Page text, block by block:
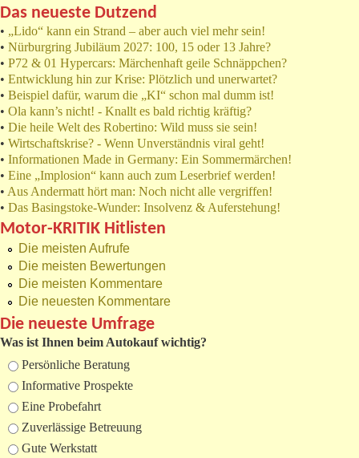
Das neueste Dutzend
• „Lido“ kann ein Strand – aber auch viel mehr sein!
• Nürburgring Jubiläum 2027: 100, 15 oder 13 Jahre?
• P72 & 01 Hypercars: Märchenhaft geile Schnäppchen?
• Entwicklung hin zur Krise: Plötzlich und unerwartet?
• Beispiel dafür, warum die „KI“ schon mal dumm ist!
• Ola kann’s nicht! - Knallt es bald richtig kräftig?
• Die heile Welt des Robertino: Wild muss sie sein!
• Wirtschaftskrise? - Wenn Unverständnis viral geht!
• Informationen Made in Germany: Ein Sommermärchen!
• Eine „Implosion“ kann auch zum Leserbrief werden!
• Aus Andermatt hört man: Noch nicht alle vergriffen!
• Das Basingstoke-Wunder: Insolvenz & Auferstehung!
Motor-KRITIK Hitlisten
Die meisten Aufrufe
Die meisten Bewertungen
Die meisten Kommentare
Die neuesten Kommentare
Die neueste Umfrage
Was ist Ihnen beim Autokauf wichtig?
Auswahlmöglichkeiten
Persönliche Beratung
Informative Prospekte
Eine Probefahrt
Zuverlässige Betreuung
Gute Werkstatt